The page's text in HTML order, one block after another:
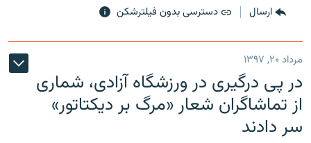
ارسال دسترسی بدون فیلترشکن
مرداد ۲۰, ۱۳۹۷
در پی درگیری در ورزشگاه آزادی، شماری
از تماشاگران شعار «مرگ بر دیکتاتور»
سر دادند